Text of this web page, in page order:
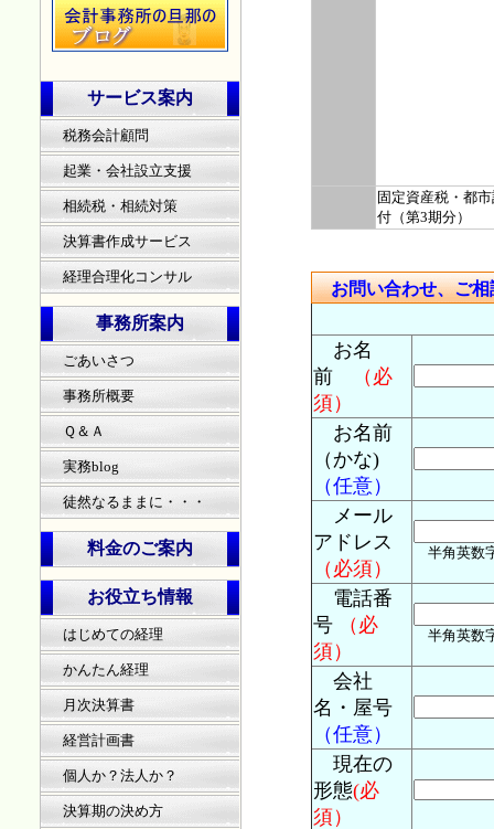
固定資産税・都
付（第3期分）
お問い合わせ、ご相
お名
前
（必
須）
お名前
（かな)
（任意）
メール
アドレス
（必須）
半角英数
電話番
号
（必
須）
半角英数
会社
名・屋号
（任意）
現在の
形態(必
須）
サービス案内
税務会計顧問
起業・会社設立支援
相続税・相続対策
決算書作成サービス
経理合理化コンサル
事務所案内
ごあいさつ
事務所概要
Ｑ＆Ａ
実務blog
徒然なるままに・・・
料金のご案内
お役立ち情報
はじめての経理
かんたん経理
月次決算書
経営計画書
個人か？法人か？
決算期の決め方